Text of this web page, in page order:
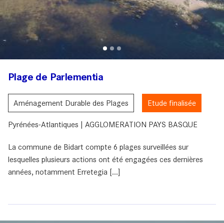
Plage de Parlementia
Aménagement Durable des Plages Etude finalisée
Pyrénées-Atlantiques | AGGLOMERATION PAYS BASQUE
La commune de Bidart compte 6 plages surveillées sur
lesquelles plusieurs actions ont été engagées ces dernières
années, notamment Erretegia [...]